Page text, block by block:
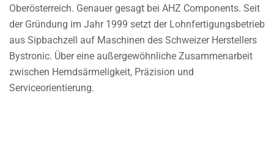
Oberösterreich. Genauer gesagt bei AHZ Components. Seit
der Gründung im Jahr 1999 setzt der Lohnfertigungsbetrieb
aus Sipbachzell auf Maschinen des Schweizer Herstellers
Bystronic. Über eine außergewöhnliche Zusammenarbeit
zwischen Hemdsärmeligkeit, Präzision und
Serviceorientierung.